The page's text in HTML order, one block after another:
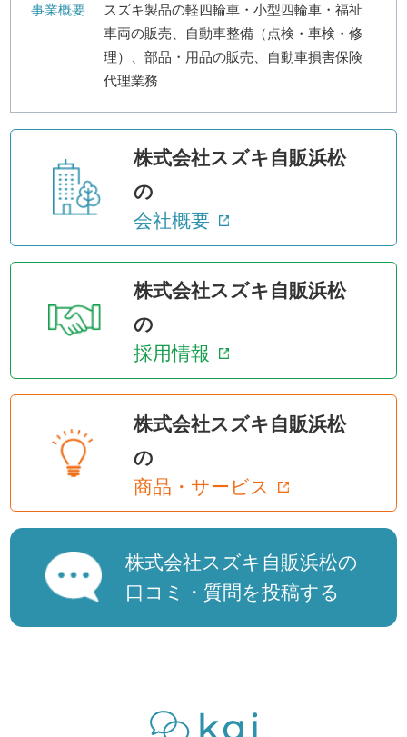
事業概要
スズキ製品の軽四輪車・小型四輪車・福祉
車両の販売、自動車整備（点検・車検・修
理）、部品・用品の販売、自動車損害保険
代理業務
株式会社スズキ自販浜松
の
会社概要
株式会社スズキ自販浜松
の
採用情報
株式会社スズキ自販浜松
の
商品・サービス
株式会社スズキ自販浜松の
口コミ・質問を投稿する